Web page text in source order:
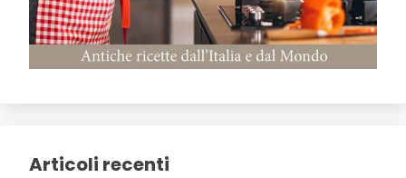
Articoli recenti